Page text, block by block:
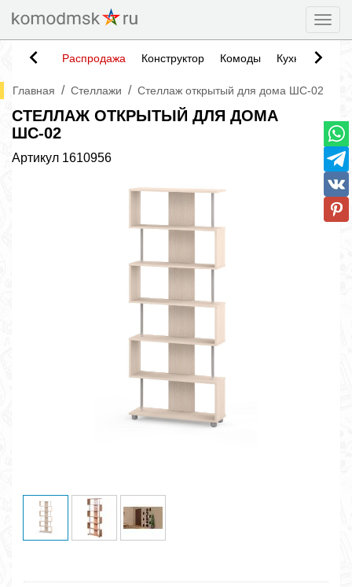
Распродажа Конструктор Комоды Кухни
Главная / Стеллажи / Стеллаж открытый для дома ШС-02
СТЕЛЛАЖ ОТКРЫТЫЙ ДЛЯ ДОМА
ШС-02
Артикул 1610956